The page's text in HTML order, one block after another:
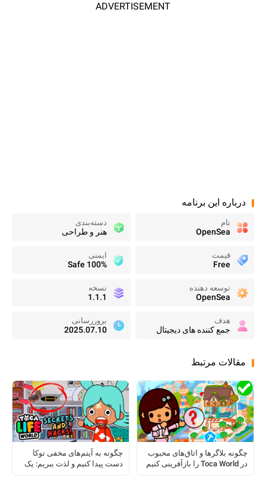
ADVERTISEMENT
درباره این برنامه
نام
OpenSea
دسته‌بندی
هنر و طراحی
قیمت
Free
ایمنی
100% Safe
توسعه دهنده
OpenSea
نسخه
1.1.1
هدف
جمع کننده های دیجیتال
بروزرسانی
2025.07.10
مقالات مرتبط
چگونه بلاگرها و اتاق‌های محبوب
در Toca World را بازآفرینی کنیم
چگونه به آیتم‌های مخفی توکا
دست پیدا کنیم و لذت ببریم: یک